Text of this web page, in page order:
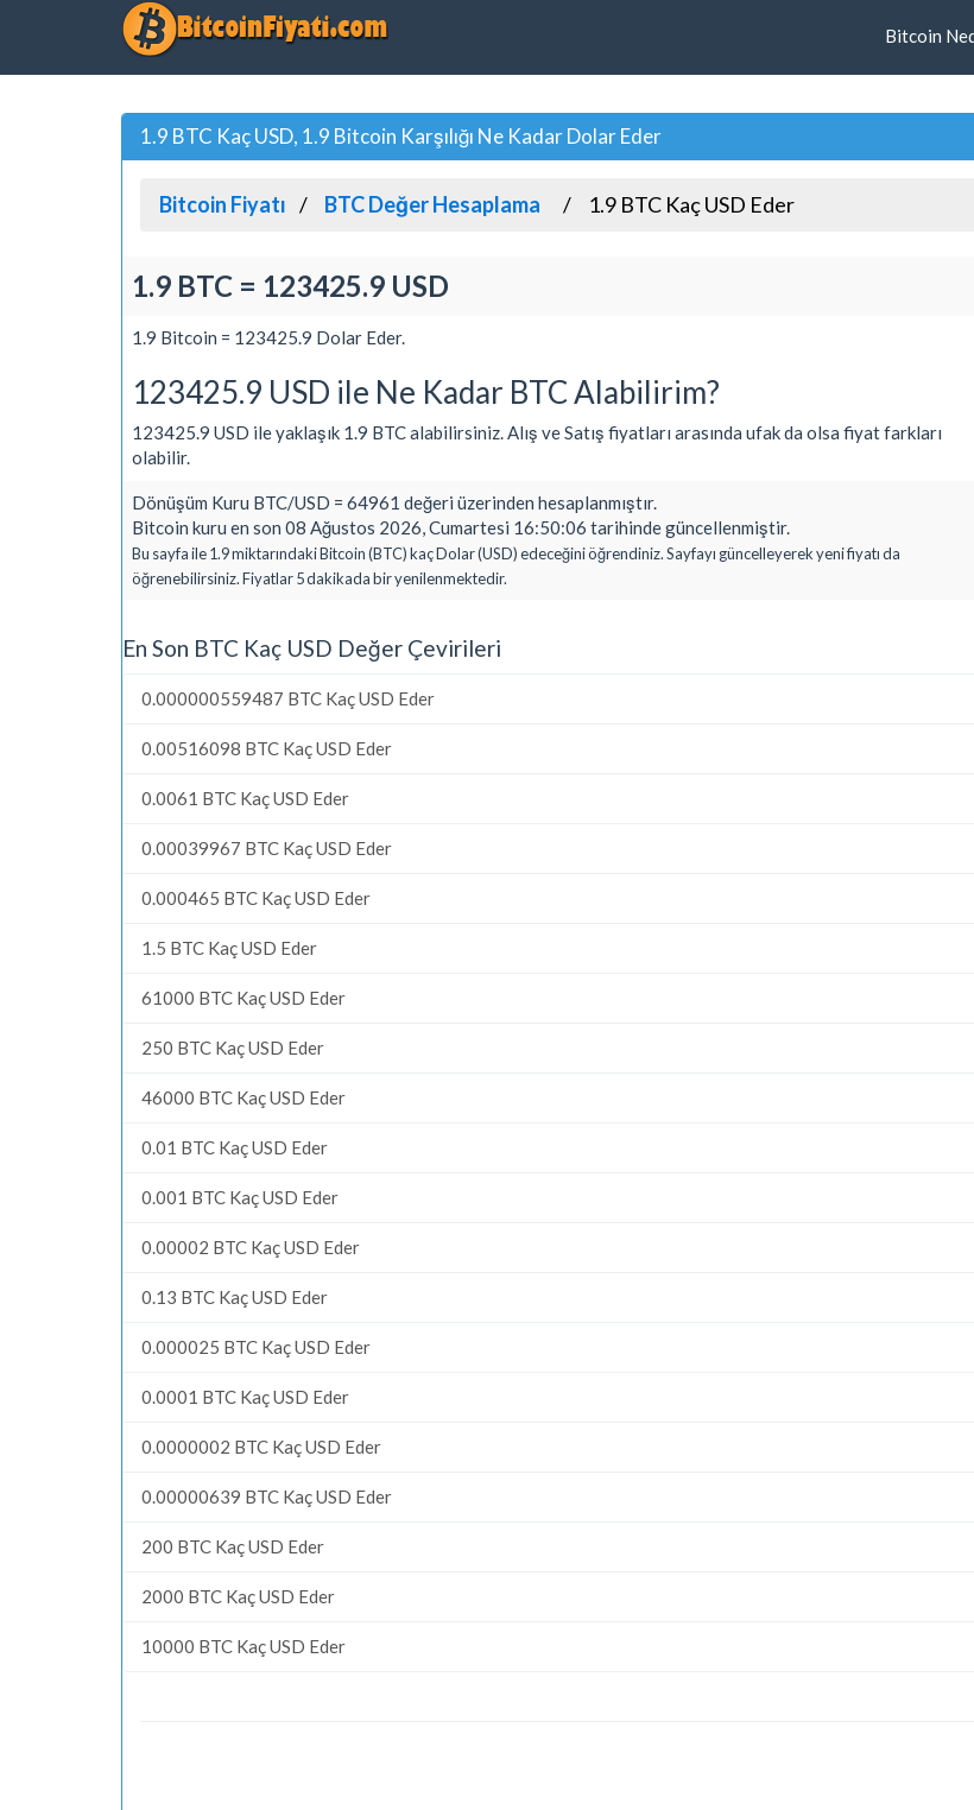
Bitcoin
1.9 BTC Kaç USD, 1.9 Bitcoin Karşılığı Ne Kadar Dolar Eder
Bitcoin Fiyatı BTC Değer Hesaplama 1.9 BTC Kaç USD Eder
1.9 BTC = 123425.9 USD
1.9 Bitcoin = 123425.9 Dolar Eder.
123425.9 USD ile Ne Kadar BTC Alabilirim?
123425.9 USD ile yaklaşık 1.9 BTC alabilirsiniz. Alış ve Satış fiyatları arasında ufak da olsa fiyat farkları
olabilir.
Dönüşüm Kuru BTC/USD = 64961 değeri üzerinden hesaplanmıştır.
Bitcoin kuru en son 08 Ağustos 2026, Cumartesi 16:50:06 tarihinde güncellenmiştir.
Bu sayfa ile 1.9 miktarındaki Bitcoin (BTC) kaç Dolar (USD) edeceğini öğrendiniz. Sayfayı güncelleyerek yeni fiyatı da
öğrenebilirsiniz. Fiyatlar 5 dakikada bir yenilenmektedir.
En Son BTC Kaç USD Değer Çevirileri
0.000000559487 BTC Kaç USD Eder
0.00516098 BTC Kaç USD Eder
0.0061 BTC Kaç USD Eder
0.00039967 BTC Kaç USD Eder
0.000465 BTC Kaç USD Eder
1.5 BTC Kaç USD Eder
61000 BTC Kaç USD Eder
250 BTC Kaç USD Eder
46000 BTC Kaç USD Eder
0.01 BTC Kaç USD Eder
0.001 BTC Kaç USD Eder
0.00002 BTC Kaç USD Eder
0.13 BTC Kaç USD Eder
0.000025 BTC Kaç USD Eder
0.0001 BTC Kaç USD Eder
0.0000002 BTC Kaç USD Eder
0.00000639 BTC Kaç USD Eder
200 BTC Kaç USD Eder
2000 BTC Kaç USD Eder
10000 BTC Kaç USD Eder